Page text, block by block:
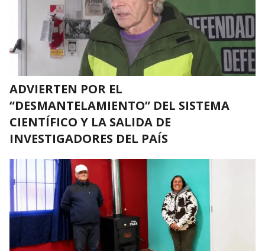
ADVIERTEN POR EL
“DESMANTELAMIENTO” DEL SISTEMA
CIENTÍFICO Y LA SALIDA DE
INVESTIGADORES DEL PAÍS